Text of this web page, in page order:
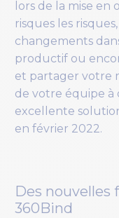
lors de la mise
risques les
changements
productif ou
et partager votre
de votre équipe à
excellente
en février 2022.
Des
360Bind